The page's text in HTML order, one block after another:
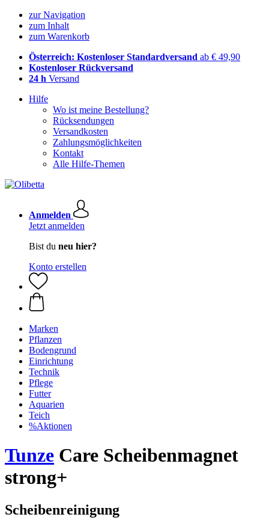
zur Navigation
zum Inhalt
zum Warenkorb
Österreich: Kostenloser Standardversand ab € 49,90
Kostenloser Rückversand
24 h Versand
Hilfe
Wo ist meine Bestellung?
Rücksendungen
Versandkosten
Zahlungsmöglichkeiten
Kontakt
Alle Hilfe-Themen
Anmelden
Jetzt anmelden
Bist du neu hier?
Konto erstellen
Marken
Pflanzen
Bodengrund
Einrichtung
Technik
Pflege
Futter
Aquarien
Teich
%Aktionen
Tunze Care Scheibenmagnet
strong+
Scheibenreinigung